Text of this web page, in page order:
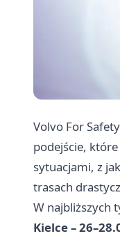
Volvo For
podejście,
sytuacjami, z
trasach
W najbliższych
Kielce –